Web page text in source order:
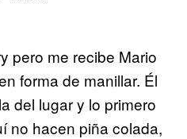
pero me recibe Mario
forma de manillar. Él
del lugar y lo primero
no hacen piña colada,